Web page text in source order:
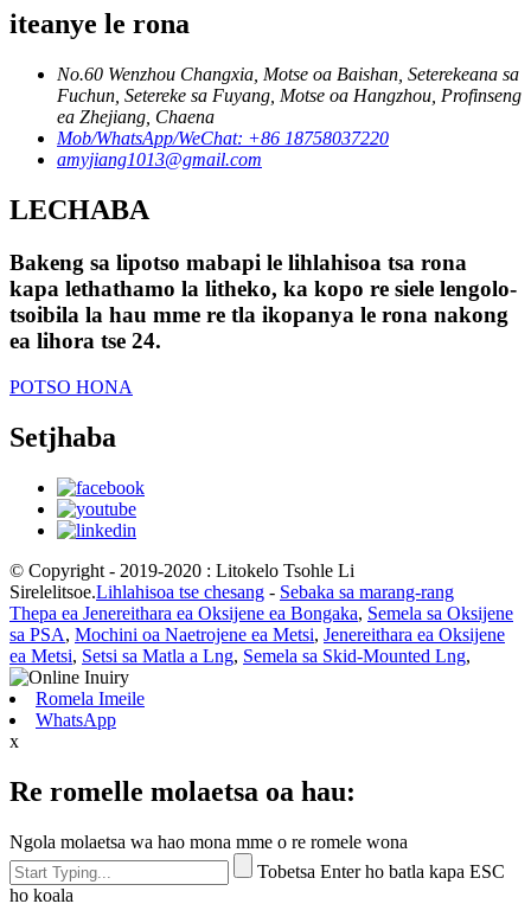
iteanye le rona
No.60 Wenzhou Changxia, Motse oa Baishan, Seterekeana sa
Fuchun, Setereke sa Fuyang, Motse oa Hangzhou, Profinseng
ea Zhejiang, Chaena
Mob/WhatsApp/WeChat: +86 18758037220
amyjiang1013@gmail.com
LECHABA
Bakeng sa lipotso mabapi le lihlahisoa tsa rona
kapa lethathamo la litheko, ka kopo re siele lengolo-
tsoibila la hau mme re tla ikopanya le rona nakong
ea lihora tse 24.
POTSO HONA
Setjhaba
© Copyright - 2019-2020 : Litokelo Tsohle Li
Sirelelitsoe.Lihlahisoa tse chesang - Sebaka sa marang-rang
Thepa ea Jenereithara ea Oksijene ea Bongaka, Semela sa Oksijene
sa PSA, Mochini oa Naetrojene ea Metsi, Jenereithara ea Oksijene
ea Metsi, Setsi sa Matla a Lng, Semela sa Skid-Mounted Lng,
Romela Imeile
WhatsApp
x
Re romelle molaetsa oa hau:
Ngola molaetsa wa hao mona mme o re romele wona
Tobetsa Enter ho batla kapa ESC
ho koala